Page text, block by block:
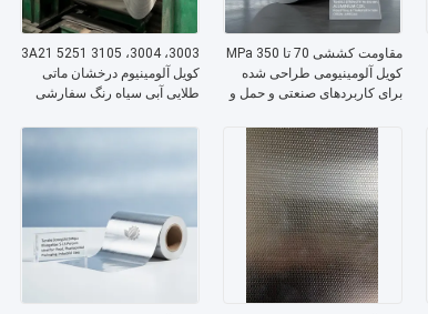
3003، 3004، 3105 3A21 5251
کویل آلومینیوم درخشان ماتی
طلایی آبی سیاه رنگ سفارشی
مقاومت کششی 70 تا 350 MPa
کویل آلومینیومی طراحی شده
برای کاربردهای صنعتی و حمل و